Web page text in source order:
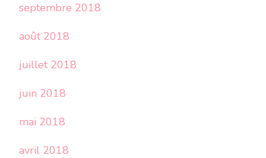
septembre 2018
août 2018
juillet 2018
juin 2018
mai 2018
avril 2018